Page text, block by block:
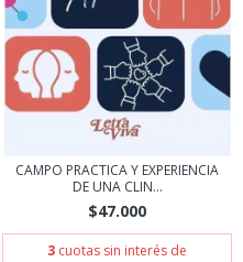
CAMPO PRACTICA Y EXPERIENCIA
DE UNA CLIN...
$47.000
3 cuotas sin interés de